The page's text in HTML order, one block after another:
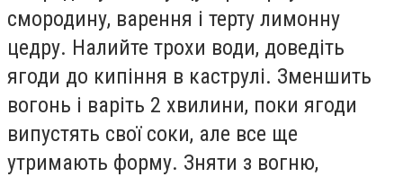
смородину, варення і терту лимонну
цедру. Налийте трохи води, доведіть
ягоди до кипіння в каструлі. Зменшить
вогонь і варіть 2 хвилини, поки ягоди
випустять свої соки, але все ще
утримають форму. Зняти з вогню,